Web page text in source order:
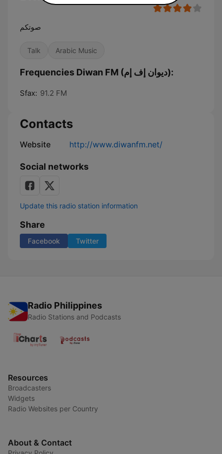
صوتكم
Talk Arabic Music
Frequencies Diwan FM (ديوان إف إم):
Sfax: 91.2 FM
Contacts
Website http://www.diwanfm.net/
Social networks
Update this radio station information
Share
Facebook Twitter
Radio Philippines
Radio Stations and Podcasts
Resources
Broadcasters
Widgets
Radio Websites per Country
About & Contact